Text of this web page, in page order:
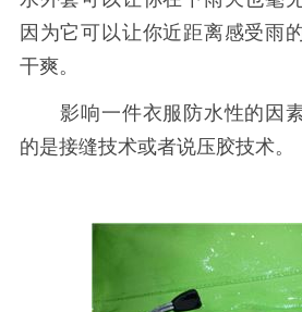
因为它可以让你近距离感受雨
干爽。
影响一件衣服防水性的因素
的是接缝技术或者说压胶技术。